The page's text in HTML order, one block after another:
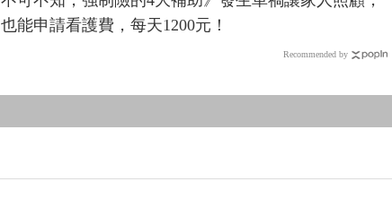
也能申請看護費，每天1200元！
Recommended by